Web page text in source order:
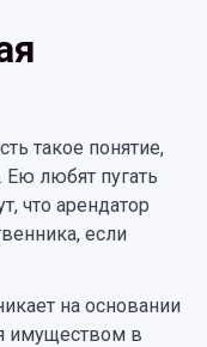
такое понятие,
Ею любят пугать
что арендатор
если
на основании
имуществом в